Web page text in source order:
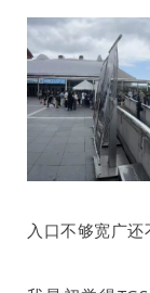
入口不够宽广还